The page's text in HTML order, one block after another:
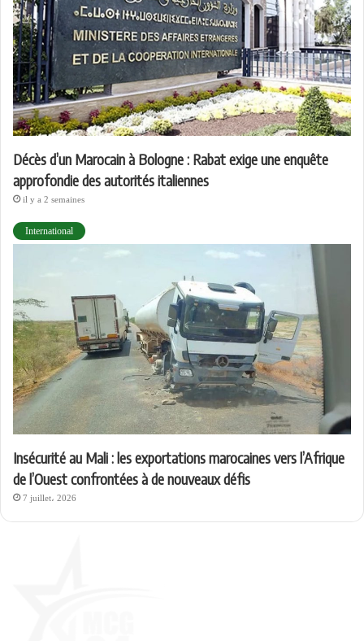
Décès d’un Marocain à Bologne : Rabat exige une enquête
approfondie des autorités italiennes
il y a 2 semaines
International
Insécurité au Mali : les exportations marocaines vers l’Afrique
de l’Ouest confrontées à de nouveaux défis
7 juillet، 2026